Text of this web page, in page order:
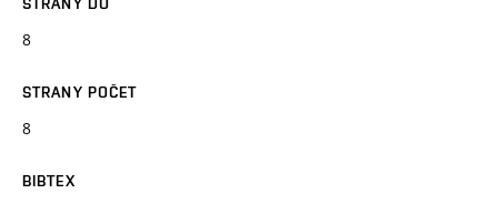
8
STRANY POČET
8
BIBTEX